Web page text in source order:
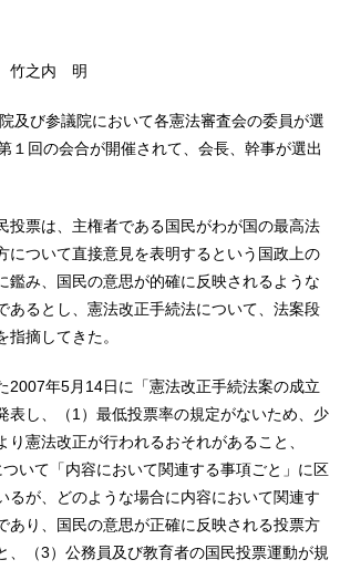
竹之内 明
及び参議院において各憲法審査会の委員が選
１回の会合が開催されて、会長、幹事が選出
投票は、主権者である国民がわが国の最高法
について直接意見を表明するという国政上の
鑑み、国民の意思が的確に反映されるような
あるとし、憲法改正手続法について、法案段
指摘してきた。
2007年5月14日に「憲法改正手続法案の成立
表し、（1）最低投票率の規定がないため、少
り憲法改正が行われるおそれがあること、
ついて「内容において関連する事項ごと」に区
るが、どのような場合に内容において関連す
あり、国民の意思が正確に反映される投票方
、（3）公務員及び教育者の国民投票運動が規